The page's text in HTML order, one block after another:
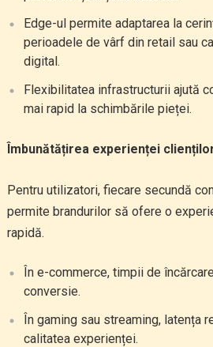
Edge-ul permite adaptarea la
perioadele de vârf din retail sau
digital.
Flexibilitatea infrastructurii ajută
mai rapid la schimbările pieței.
Îmbunătățirea experienței
Pentru utilizatori, fiecare secundă
permite brandurilor să ofere o
rapidă.
În e-commerce, timpii de
conversie.
În gaming sau streaming, latența
calitatea experienței.